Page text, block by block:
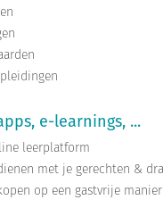
e-learnings, ...
leerplatform
met je gerechten &
op een gastvrije manier